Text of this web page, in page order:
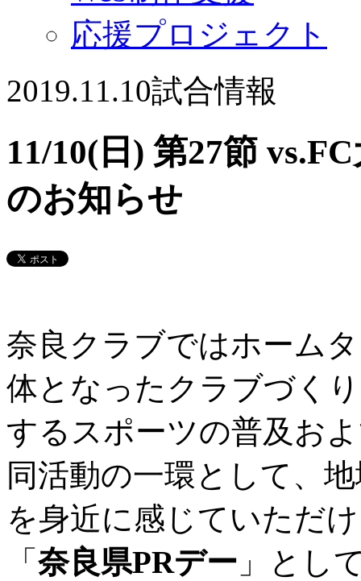
応援プロジェクト
2019.11.10試合情報
11/10(日) 第27節
のお知らせ
奈良クラブではホーム
体となったクラブづく
するスポーツの普及お
同活動の一環として、
を身近に感じていただ
「 奈良県PRデー 」とし